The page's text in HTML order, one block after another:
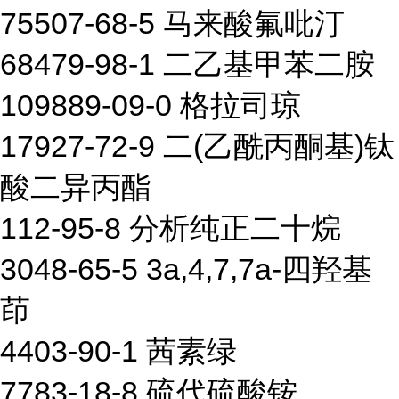
75507-68-5 马来酸氟吡汀
68479-98-1 二乙基甲苯二胺
109889-09-0 格拉司琼
17927-72-9 二(乙酰丙酮基)钛
酸二异丙酯
112-95-8 分析纯正二十烷
3048-65-5 3a,4,7,7a-四羟基
茚
4403-90-1 茜素绿
7783-18-8 硫代硫酸铵